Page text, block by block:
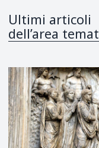
Ultimi articoli
dell’area